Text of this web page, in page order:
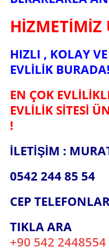
HİZMETİMİZ
HIZLI , KOLAY
EVLİLİK BURADA!
EN ÇOK
EVLİLİK SİTESİ
!
İLETİŞİM :
0542 244 85 54
CEP
TIKLA ARA
+90 542 2448554